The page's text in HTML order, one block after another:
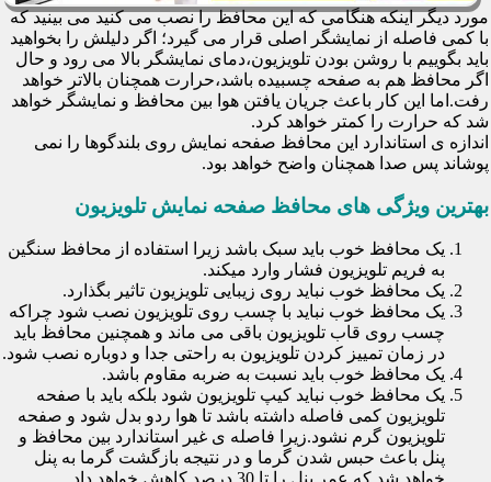
مورد دیگر اینکه هنگامی که این محافظ را نصب می کنید می بینید که
با کمی فاصله از نمایشگر اصلی قرار می گیرد؛ اگر دلیلش را بخواهید
باید بگوییم با روشن بودن تلویزیون،دمای نمایشگر بالا می رود و حال
اگر محافظ هم به صفحه چسبیده باشد،حرارت همچنان بالاتر خواهد
رفت.اما این کار باعث جریان یافتن هوا بین محافظ و نمایشگر خواهد
شد که حرارت را کمتر خواهد کرد.
اندازه ی استاندارد این محافظ صفحه نمایش روی بلندگوها را نمی
پوشاند پس صدا همچنان واضح خواهد بود.
بهترین ویژگی های محافظ صفحه نمایش تلویزیون
یک محافظ خوب باید سبک باشد زیرا استفاده از محافظ سنگین
به فریم تلویزیون فشار وارد میکند.
یک محافظ خوب نباید روی زیبایی تلویزیون تاثیر بگذارد.
یک محافظ خوب نباید با چسب روی تلویزیون نصب شود چراکه
چسب روی قاب تلویزیون باقی می ماند و همچنین محافظ باید
در زمان تمییز کردن تلویزیون به راحتی جدا و دوباره نصب شود.
یک محافظ خوب باید نسبت به ضربه مقاوم باشد.
یک محافظ خوب نباید کیپ تلویزیون شود بلکه باید با صفحه
تلویزیون کمی فاصله داشته باشد تا هوا ردو بدل شود و صفحه
تلویزیون گرم نشود.زیرا فاصله ی غیر استاندارد بین محافظ و
پنل باعث حبس شدن گرما و در نتیجه بازگشت گرما به پنل